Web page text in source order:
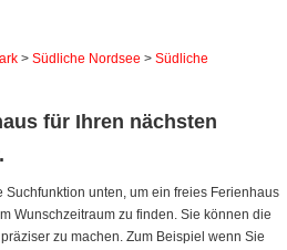
> Südliche Nordsee > Südliche
für Ihren nächsten
unten, um ein freies Ferienhaus
Wunschzeitraum zu finden. Sie können die
zu machen. Zum Beispiel wenn Sie